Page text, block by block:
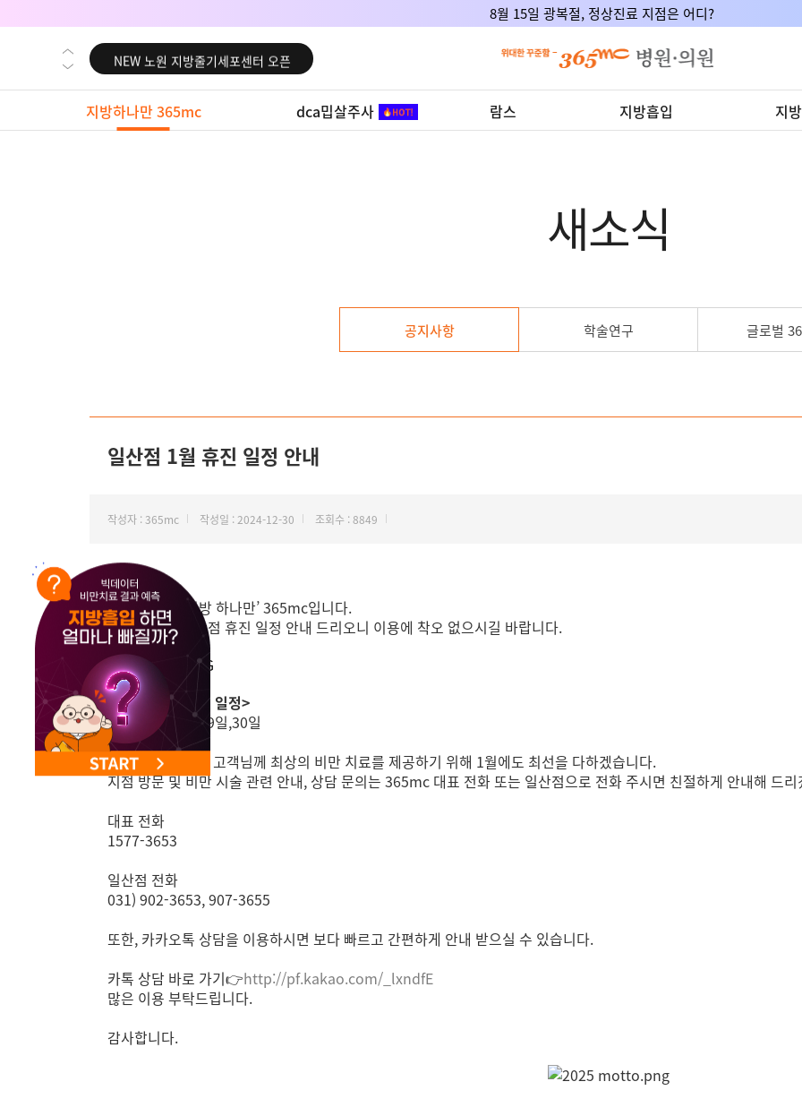
8월 15일 광복절, 정상진료 지점은 어디?
NEW 대전 지방줄기세포센터 오픈
NEW 노원 지방줄기세포센터 오픈
NEW 미국 LA점 오픈
NEW 부산 지방줄기세포센터 오픈
지방하나만 365mc dca밉살주사 람스 지방흡입 지
새소식
공지사항 학술연구 글로벌
일산점 1월 휴진 일정 안내
작성자 : 365mc 작성일 : 2024-12-30 조회수 : 8849
안녕하세요, ‘지방 하나만’ 365mc입니다.
1월 365mc 일산점 휴진 일정 안내 드리오니 이용에 착오 없으시길 바랍니다.
<일산점 1월 휴진 일정>
1일,27일,28일,29일,30일
365mc 일산점은 고객님께 최상의 비만 치료를 제공하기 위해 1월에도 최선을 다하겠습니다.
지점 방문 및 비만 시술 관련 안내, 상담 문의는 365mc 대표 전화 또는 일산점으로 전화 주시면 친절하게 안내해 드
대표 전화
1577-3653
일산점 전화
031) 902-3653, 907-3655
또한, 카카오톡 상담을 이용하시면 보다 빠르고 간편하게 안내 받으실 수 있습니다.
카톡 상담 바로 가기👉http://pf.kakao.com/_lxndfE
많은 이용 부탁드립니다.
감사합니다.